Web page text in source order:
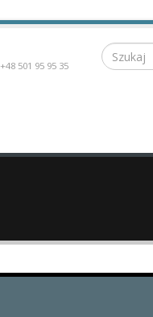
Szukaj
+48 501 95 95 35